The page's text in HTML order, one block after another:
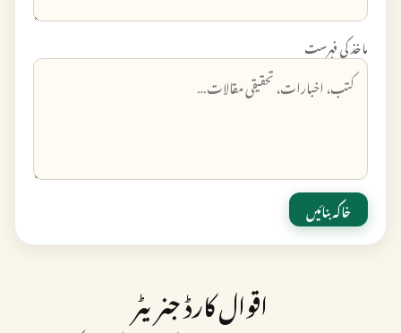
ماخذ کی فہرست
خاکہ بنائیں
اقوال کارڈ جنریٹر